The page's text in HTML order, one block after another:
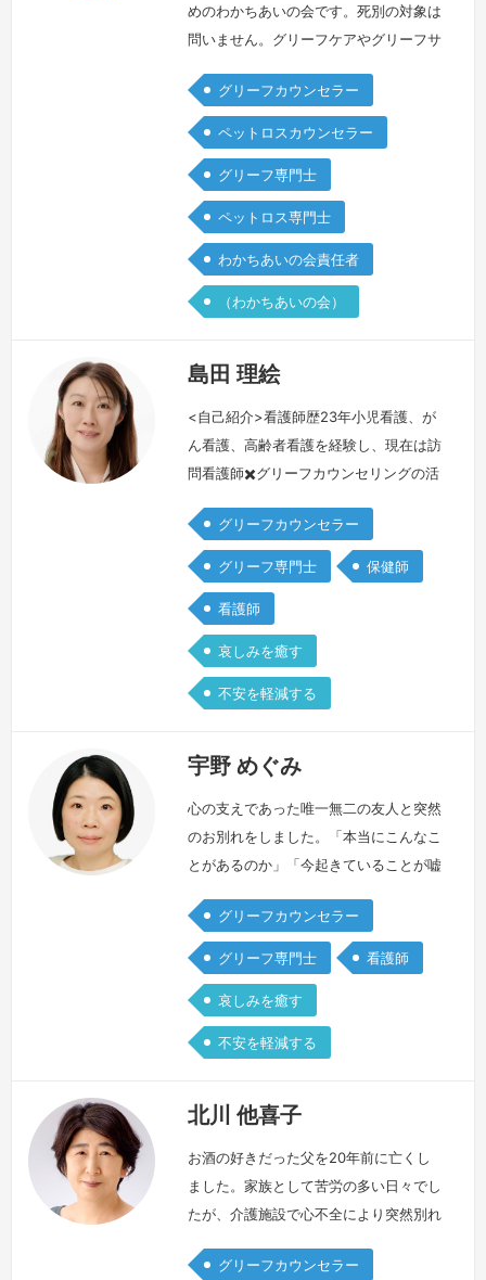
めのわかちあいの会です。死別の対象は
問いません。グリーフケアやグリーフサ
なくご参加いただけます。どなたかの哀
しみに寄り添うために自分自身の哀しみ
を置き去りにしないどなたかの哀しみに
寄り添う前に蓋をしてきた想いと向き合
う日々変化する気持ちを持っている一人
として自分を大切にするグリーフ専門
士/ペットロス専門士だからこそ語るこ
と（言…
続きを見る »
グリーフカウンセラー
ペットロスカウンセラー
グリーフ専門士
ペットロス専門士
わかちあいの会責任者
（わかちあいの会）
島田 理絵
<自己紹介>看護師歴23年小児看護、が
ん看護、高齢者看護を経験し、現在は訪
問看護師✖️グリーフカウンセリングの活
当時4歳の娘に小児がんが見つかり、8
か月の闘病を経て旅立ちました。私は
「ママ」としてではなく、自分の心に麻
酔をして「看護師」として娘の闘病と向
き合い、娘を看取りました。<グリーフ
ケアとの出会い>死別後も哀しみに打ち
ひしがれる自分を許すことができず、…
グリーフカウンセラー
グリーフ専門士 保健師
看護師
哀しみを癒す
不安を軽減する
宇野 めぐみ
心の支えであった唯一無二の友人と突然
のお別れをしました。「本当にこんなこ
とがあるのか」「今起きていることが嘘
なくて友達なの、、、」信じることがで
きず、ずっと私の心は大きな穴がぽっか
りと開いたままで、感情や生きている感
覚を失い、周りの幸せそうな姿を見ると
全てが敵に見るほど孤独のなかでいるよ
うでした。友人が亡くなった哀しみに蓋
と向…
続きを見る »
グリーフカウンセラー
グリーフ専門士 看護師
哀しみを癒す
不安を軽減する
北川 他喜子
お酒の好きだった父を20年前に亡くし
ました。家族として苦労の多い日々でし
たが、介護施設で心不全により突然別れ
こす事なく人生を終えてくれたことに、
グリーフカウンセラー